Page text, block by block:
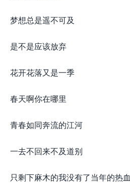
梦想总是遥不可及
是不是应该放弃
花开花落又是一季
春天啊你在哪里
青春如同奔流的江河
一去不回来不及道别
只剩下麻木的我没有了当年的热血